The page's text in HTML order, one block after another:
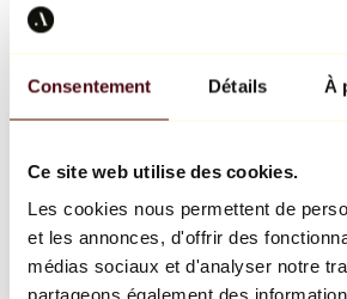
Consentement Détails À
Ce site web utilise des cookies.
Les cookies nous permettent de
et les annonces, d'offrir des
médias sociaux et d'analyser notre
partageons également des
Richard Orlinski
Keith Haring
Jeff Koons
Jean-Michel Basquiat
Tous les designers
Œuvre de la semaine